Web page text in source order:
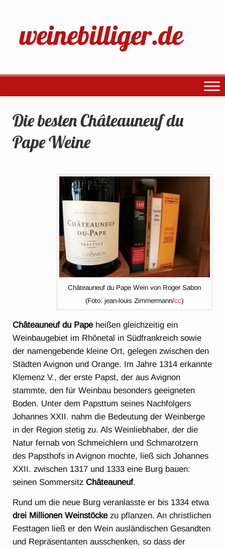
Die besten Châteauneuf du
Pape Weine
Châteauneuf du Pape Wein von Roger Sabon
(Foto: jean-louis Zimmermann/cc)
Châteauneuf du Papeheißen gleichzeitig ein
Weinbaugebiet im Rhônetal in Südfrankreich sowie
der namengebende kleine Ort, gelegen zwischen den
Städten Avignon und Orange. Im Jahre 1314 erkannte
Klemenz V., der erste Papst, der aus Avignon
stammte, den für Weinbau besonders geeigneten
Boden. Unter dem Papsttum seines Nachfolgers
Johannes XXII. nahm die Bedeutung der Weinberge
in der Region stetig zu. Als Weinliebhaber, der die
Natur fernab von Schmeichlern und Schmarotzern
des Papsthofs in Avignon mochte, ließ sich Johannes
XXII. zwischen 1317 und 1333 eine Burg bauen:
seinen SommersitzChâteauneuf.
Rund um die neue Burg veranlasste er bis 1334 etwa
drei Millionen Weinstöckezu pflanzen. An christlichen
Festtagen ließ er den Wein ausländischen Gesandten
und Repräsentanten ausschenken, so dass der